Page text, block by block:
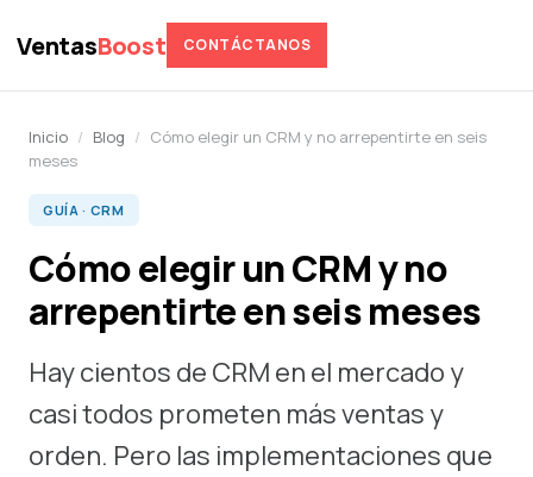
VentasBoost CONTÁCTANOS
Inicio / Blog / Cómo elegir un CRM y no arrepentirte en seis
meses
GUÍA · CRM
Cómo elegir un CRM y no
arrepentirte en seis meses
Hay cientos de CRM en el mercado y
casi todos prometen más ventas y
orden. Pero las implementaciones que